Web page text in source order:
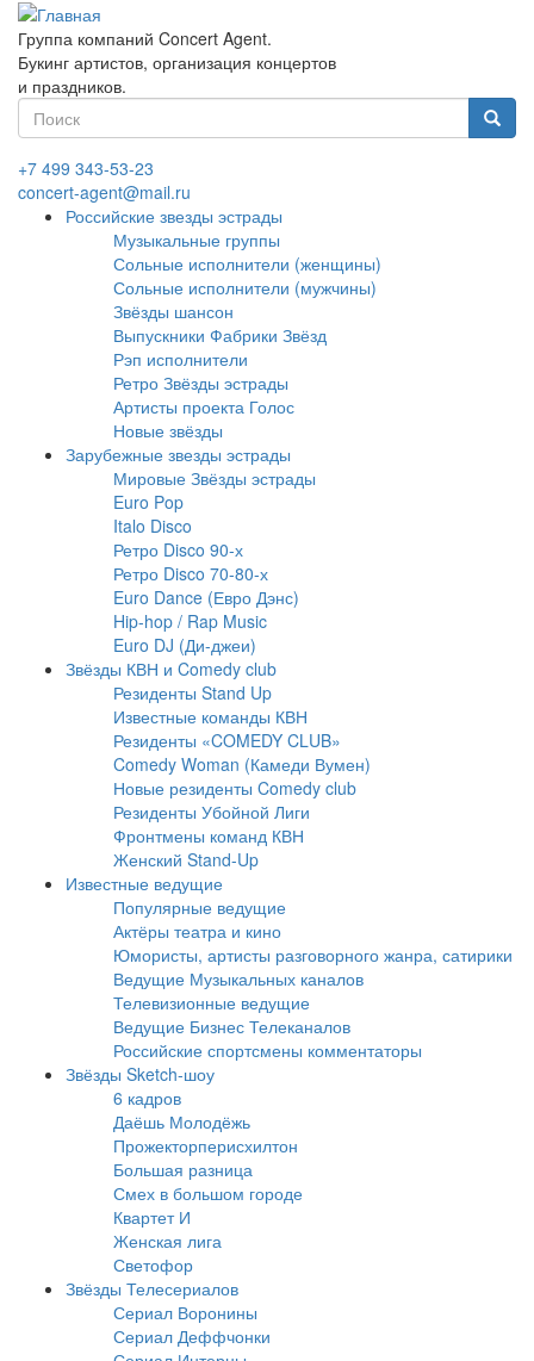
Перейти
основному
содержанию
Группа компаний Concert Agent.
Букинг артистов, организация концертов
и праздников.
Форма
поиска
+7 499 343-53-23
concert-agent@mail.ru
Российские звезды эстрады
Музыкальные группы
Сольные исполнители (женщины)
Сольные исполнители (мужчины)
Звёзды шансон
Выпускники Фабрики Звёзд
Рэп исполнители
Ретро Звёзды эстрады
Артисты проекта Голос
Новые звёзды
Зарубежные звезды эстрады
Мировые Звёзды эстрады
Euro Pop
Italo Disco
Ретро Disco 90-х
Ретро Disco 70-80-х
Euro Dance (Евро Дэнс)
Hip-hop / Rap Music
Euro DJ (Ди-джеи)
Звёзды КВН и Comedy club
Резиденты Stand Up
Известные команды КВН
Резиденты «COMEDY CLUB»
Comedy Woman (Камеди Вумен)
Новые резиденты Comedy club
Резиденты Убойной Лиги
Фронтмены команд КВН
Женский Stand-Up
Известные ведущие
Популярные ведущие
Актёры театра и кино
Юмористы, артисты разговорного жанра, сатирики
Ведущие Музыкальных каналов
Телевизионные ведущие
Ведущие Бизнес Телеканалов
Российские спортсмены комментаторы
Звёзды Sketch-шоу
6 кадров
Даёшь Молодёжь
Прожекторперисхилтон
Большая разница
Смех в большом городе
Квартет И
Женская лига
Светофор
Звёзды Телесериалов
Сериал Воронины
Сериал Деффчонки